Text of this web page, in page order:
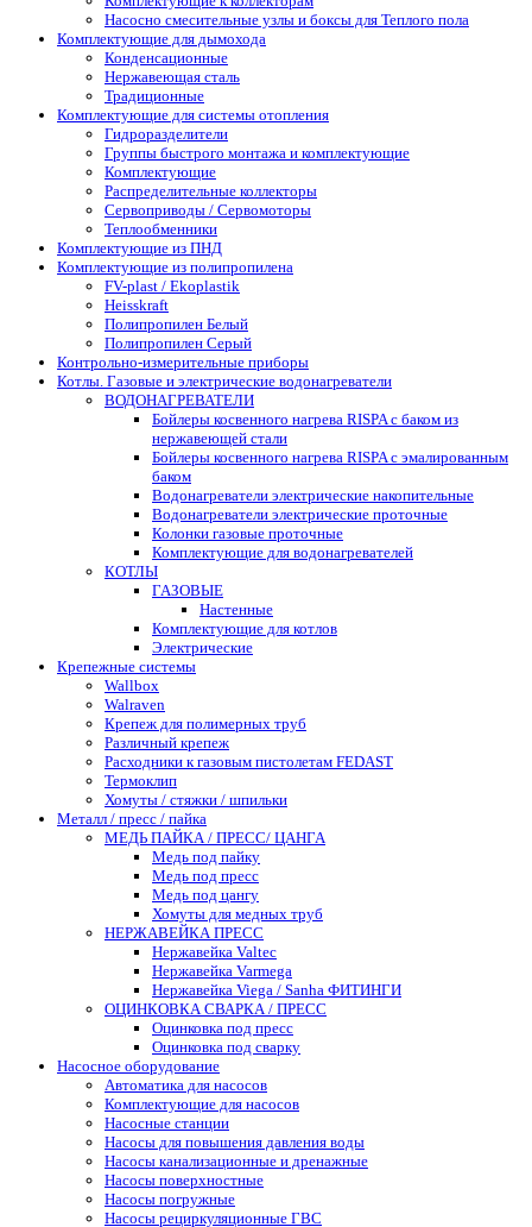
Насосно смесительные узлы и боксы для Теплого пола
Комплектующие для дымохода
Конденсационные
Нержавеющая сталь
Традиционные
Комплектующие для системы отопления
Гидроразделители
Группы быстрого монтажа и комплектующие
Комплектующие
Распределительные коллекторы
Сервоприводы / Сервомоторы
Теплообменники
Комплектующие из ПНД
Комплектующие из полипропилена
FV-plast / Ekoplastik
Heisskraft
Полипропилен Белый
Полипропилен Серый
Контрольно-измерительные приборы
Котлы. Газовые и электрические водонагреватели
ВОДОНАГРЕВАТЕЛИ
Бойлеры косвенного нагрева RISPA с баком из
нержавеющей стали
Бойлеры косвенного нагрева RISPA с эмалированным
баком
Водонагреватели электрические накопительные
Водонагреватели электрические проточные
Колонки газовые проточные
Комплектующие для водонагревателей
КОТЛЫ
ГАЗОВЫЕ
Настенные
Комплектующие для котлов
Электрические
Крепежные системы
Wallbox
Walraven
Крепеж для полимерных труб
Различный крепеж
Расходники к газовым пистолетам FEDAST
Термоклип
Хомуты / стяжки / шпильки
Металл / пресс / пайка
МЕДЬ ПАЙКА / ПРЕСС/ ЦАНГА
Медь под пайку
Медь под пресс
Медь под цангу
Хомуты для медных труб
НЕРЖАВЕЙКА ПРЕСС
Нержавейка Valtec
Нержавейка Varmega
Нержавейка Viega / Sanha ФИТИНГИ
ОЦИНКОВКА СВАРКА / ПРЕСС
Оцинковка под пресс
Оцинковка под сварку
Насосное оборудование
Автоматика для насосов
Комплектующие для насосов
Насосные станции
Насосы для повышения давления воды
Насосы канализационные и дренажные
Насосы поверхностные
Насосы погружные
Насосы рециркуляционные ГВС